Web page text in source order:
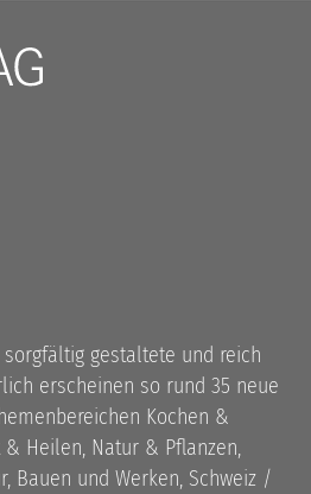
sorgfältig gestaltete und reich
erscheinen so rund 35 neue
Kochen &
& Heilen, Natur & Pflanzen,
Bauen und Werken, Schweiz /